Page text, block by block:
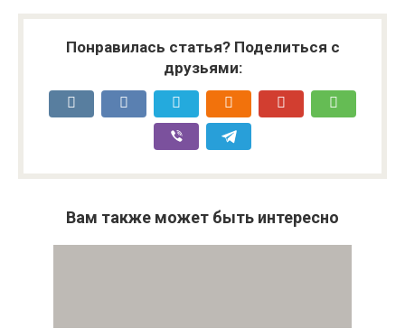
Понравилась статья? Поделиться с
друзьями:
Вам также может быть интересно